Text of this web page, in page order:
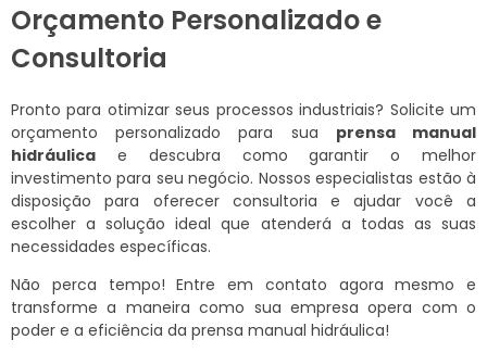
Orçamento Personalizado e
Consultoria
Pronto para otimizar seus processos industriais? Solicite um
orçamento personalizado para sua prensa manual
hidráulica e descubra como garantir o melhor
investimento para seu negócio. Nossos especialistas estão à
disposição para oferecer consultoria e ajudar você a
escolher a solução ideal que atenderá a todas as suas
necessidades específicas.
Não perca tempo! Entre em contato agora mesmo e
transforme a maneira como sua empresa opera com o
poder e a eficiência da prensa manual hidráulica!